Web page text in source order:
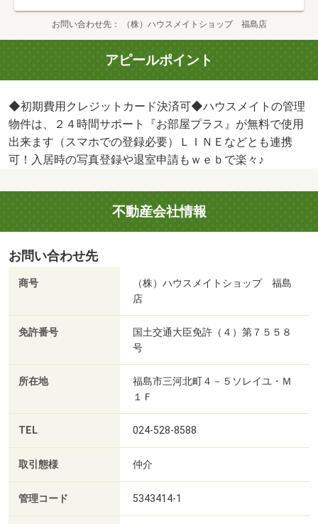
お問い合わせ先 （株）ハウスメイトショップ 福島店
アピールポイント
◆初期費用クレジットカード決済可◆ハウスメイトの管理
物件は、２４時間サポート『お部屋プラス』が無料で使用
出来ます（スマホでの登録必要）ＬＩＮＥなどとも連携
可！入居時の写真登録や退室申請もｗｅｂで楽々♪
不動産会社情報
お問い合わせ先
商号
（株）ハウスメイトショップ 福島
店
免許番号
国土交通大臣免許（４）第７５５８
号
所在地
福島市三河北町４－５ソレイユ・Ｍ
１Ｆ
TEL 024-528-8588
取引態様 仲介
管理コード 5343414-1